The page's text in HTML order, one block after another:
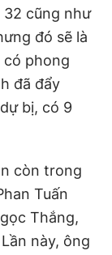
cáo
Chính sách bảo
24.3.2020
Cấm sao
thuận bằng văn
32 cũng như
đó sẽ là
có phong
đã đẩy
bị, có 9
còn trong
Tuấn
Thắng,
này, ông